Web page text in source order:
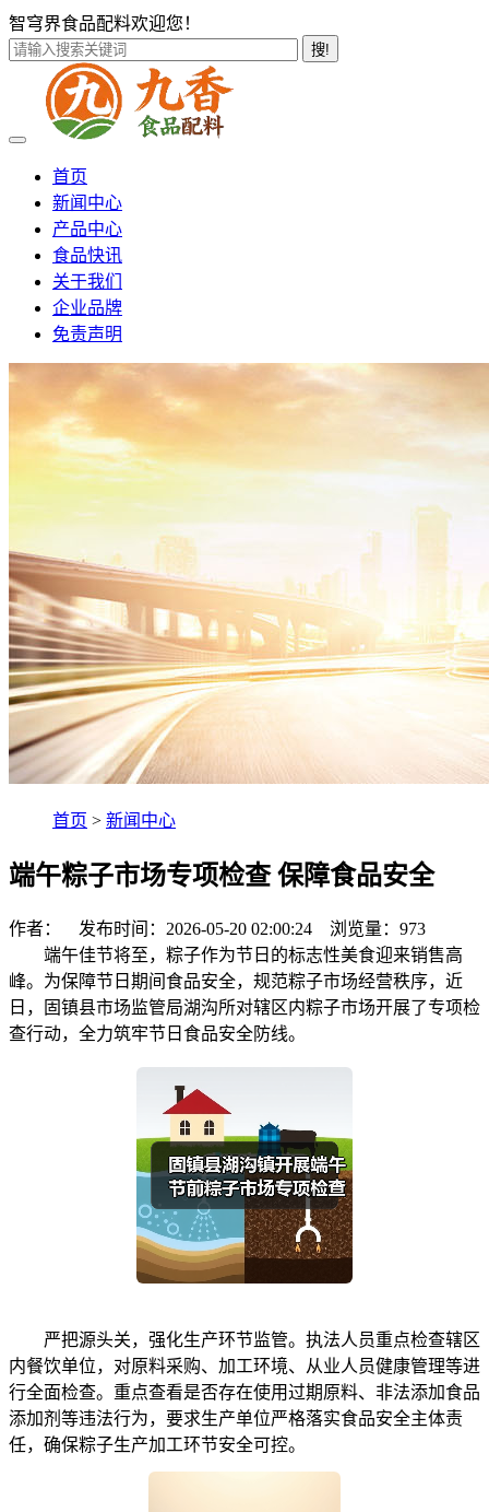
智穹界食品配料欢迎您！
搜!
首页
新闻中心
产品中心
食品快讯
关于我们
企业品牌
免责声明
首页 > 新闻中心
端午粽子市场专项检查 保障食品安全
作者： 发布时间：2026-05-20 02:00:24 浏览量： 973
端午佳节将至，粽子作为节日的标志性美食迎来销售高
峰。为保障节日期间食品安全，规范粽子市场经营秩序，近
日，固镇县市场监管局湖沟所对辖区内粽子市场开展了专项检
查行动，全力筑牢节日食品安全防线。
严把源头关，强化生产环节监管。执法人员重点检查辖区
内餐饮单位，对原料采购、加工环境、从业人员健康管理等进
行全面检查。重点查看是否存在使用过期原料、非法添加食品
添加剂等违法行为，要求生产单位严格落实食品安全主体责
任，确保粽子生产加工环节安全可控。